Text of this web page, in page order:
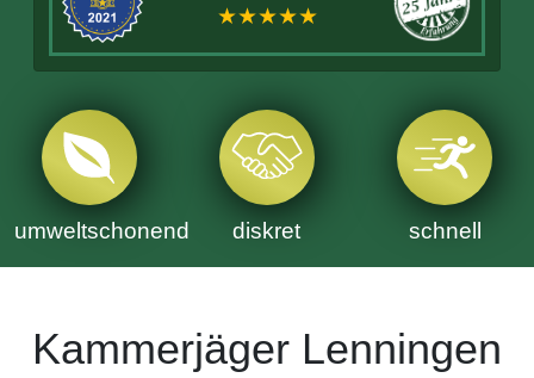
★★★★★
umweltschonend diskret schnell
Kammerjäger Lenningen